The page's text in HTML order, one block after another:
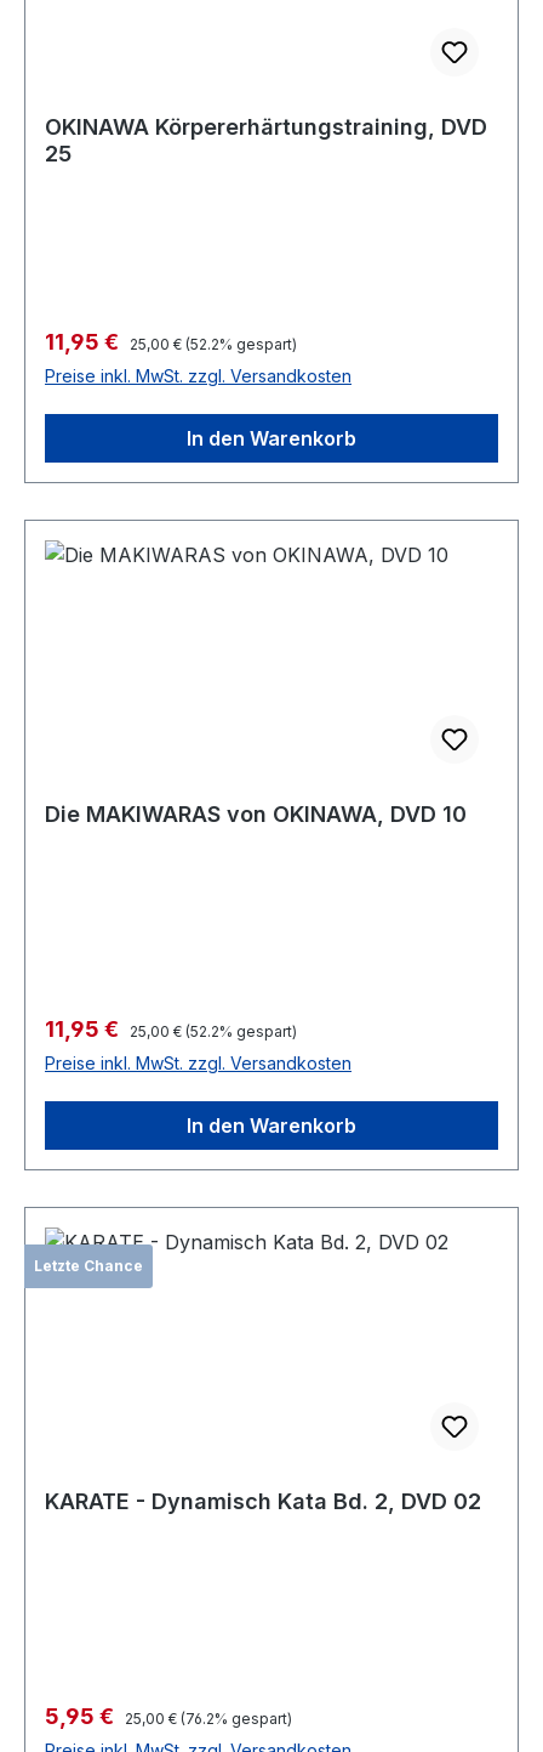
OKINAWA Körpererhärtungstraining, DVD
25
Verkaufspreis:
11,95 € Regulärer Preis:
25,00 € (52.2% gespart)
Preise inkl. MwSt. zzgl. Versandkosten
In den Warenkorb
Die MAKIWARAS von OKINAWA, DVD 10
Verkaufspreis:
11,95 € Regulärer Preis:
25,00 € (52.2% gespart)
Preise inkl. MwSt. zzgl. Versandkosten
In den Warenkorb
Letzte Chance
KARATE - Dynamisch Kata Bd. 2, DVD 02
Verkaufspreis:
5,95 € Regulärer Preis:
25,00 € (76.2% gespart)